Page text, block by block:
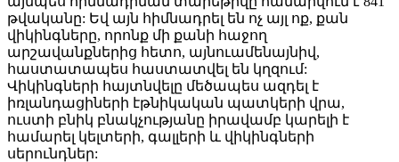
թվականը: Եվ այն հիմնադրել են ոչ այլ ոք, քան
վիկինգները, որոնք մի քանի հաջող
արշավանքներից հետո, այնուամենայնիվ,
հաստատապես հաստատվել են կղզում:
Վիկինգների հայտնվելը մեծապես ազդել է
իռլանդացիների էթնիկական պատկերի վրա,
ուստի բնիկ բնակչությանը իրավամբ կարելի է
համարել կելտերի, գալլերի և վիկինգների
սերունդներ: